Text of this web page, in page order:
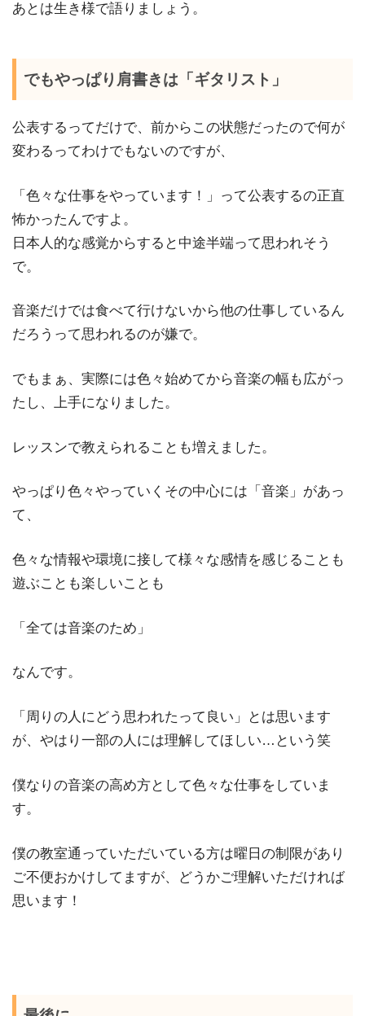
あとは生き様で語りましょう。
でもやっぱり肩書きは「ギタリスト」
公表するってだけで、前からこの状態だったので何が
変わるってわけでもないのですが、
「色々な仕事をやっています！」って公表するの正直
怖かったんですよ。
日本人的な感覚からすると中途半端って思われそう
で。
音楽だけでは食べて行けないから他の仕事しているん
だろうって思われるのが嫌で。
でもまぁ、実際には色々始めてから音楽の幅も広がっ
たし、上手になりました。
レッスンで教えられることも増えました。
やっぱり色々やっていくその中心には「音楽」があっ
て、
色々な情報や環境に接して様々な感情を感じることも
遊ぶことも楽しいことも
「全ては音楽のため」
なんです。
「周りの人にどう思われたって良い」とは思います
が、やはり一部の人には理解してほしい…という笑
僕なりの音楽の高め方として色々な仕事をしていま
す。
僕の教室通っていただいている方は曜日の制限があり
ご不便おかけしてますが、どうかご理解いただければ
思います！